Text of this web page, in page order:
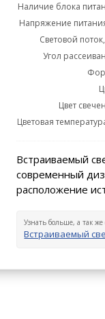
Наличие блока
Напряжение
Световой
Угол
Цвет
Цветовая
Встраиваемый
современный
расположение
Узнать больше, а так
Встраиваемый